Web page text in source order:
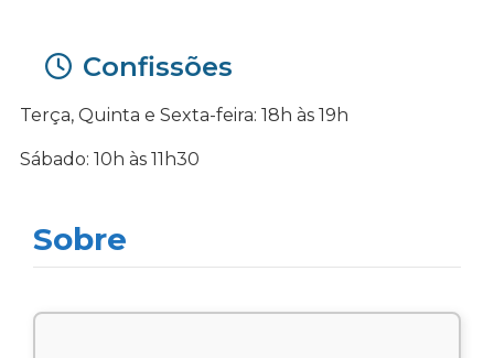
Confissões
Terça, Quinta e Sexta-feira: 18h às 19h
Sábado: 10h às 11h30
Sobre